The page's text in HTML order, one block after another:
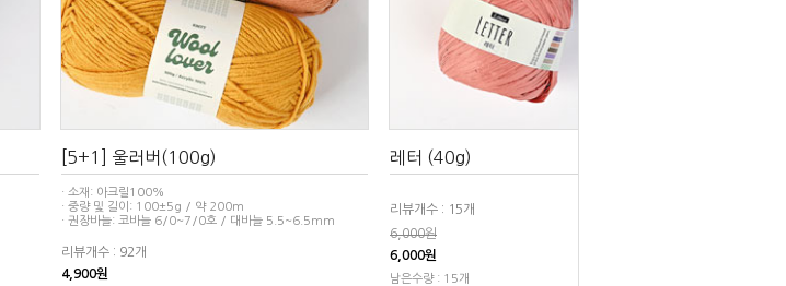
[5+1] 울러버(100g)
· 소재: 아크릴100%
· 중량 및 길이: 100±5g / 약 200m
· 권장바늘: 코바늘 6/0~7/0호 / 대바늘 5.5~6.5mm
리뷰개수 : 92개
4,900원
레터 (40g)
리뷰개수 : 15개
6,000원
6,000원
남은수량 : 15개